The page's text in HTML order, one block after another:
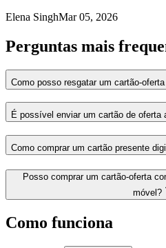
Elena SinghMar 05, 2026
Perguntas mais
Como posso resgatar um cartão-
É possível enviar um cartão de oferta
Como comprar um cartão presente
Posso comprar um cartão-oferta
móvel?
Como funciona